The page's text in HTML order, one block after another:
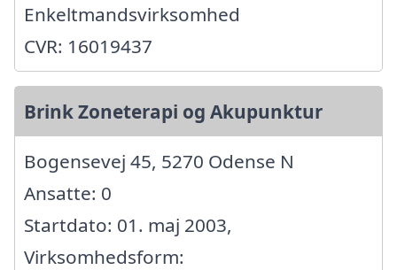
Enkeltmandsvirksomhed
CVR: 16019437
Brink Zoneterapi og Akupunktur
Bogensevej 45, 5270 Odense N
Ansatte: 0
Startdato: 01. maj 2003,
Virksomhedsform: